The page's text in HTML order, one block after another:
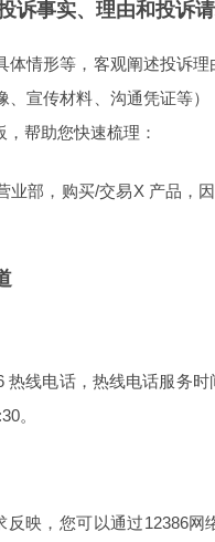
诉事实、理由和投诉
体情形等，客观阐述投诉
、宣传材料、沟通凭证等
帮助您快速梳理：
业部，购买/交易X 产品，
热线电话，热线电话服务
。
反映，您可以通过12386